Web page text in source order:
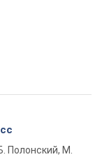
Полонский, М.